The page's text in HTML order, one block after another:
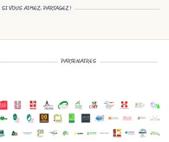
SI VOUS AIMEZ, PARTAGEZ !
PARTENAIRES